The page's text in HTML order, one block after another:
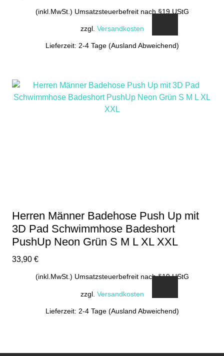
(inkl.MwSt.) Umsatzsteuerbefreit nach §19 UStG
zzgl. Versandkosten
Lieferzeit: 2-4 Tage (Ausland Abweichend)
Herren Männer Badehose Push Up mit
3D Pad Schwimmhose Badeshort
PushUp Neon Grün S M L XL XXL
33,90 €
(inkl.MwSt.) Umsatzsteuerbefreit nach §19 UStG
zzgl. Versandkosten
Lieferzeit: 2-4 Tage (Ausland Abweichend)